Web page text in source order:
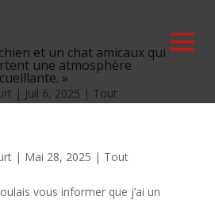
et un chat amicaux qui
une atmosphère
»
| Juil 6, 2025 | Tout
| Mai 28, 2025 | Tout
vous informer que j’ai un